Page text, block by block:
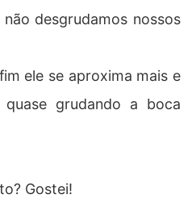
desgrudamos nossos
ele se aproxima mais e
grudando a boca
Gostei!